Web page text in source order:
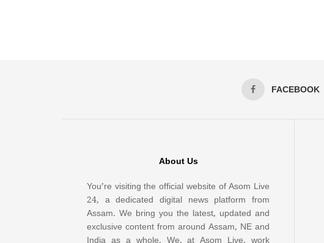
FACEBOOK
About Us
You’re visiting the official website of Asom Live
24, a dedicated digital news platform from
Assam. We bring you the latest, updated and
exclusive content from around Assam, NE and